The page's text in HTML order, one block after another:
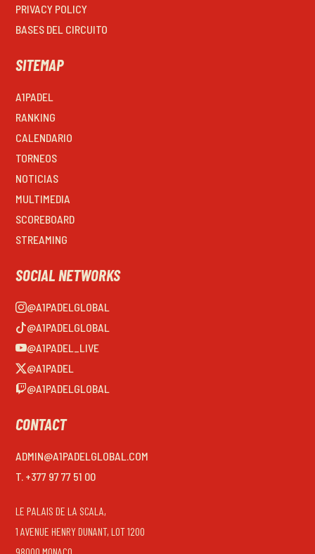
PRIVACY POLICY
BASES DEL CIRCUITO
SITEMAP
A1PADEL
RANKING
CALENDARIO
TORNEOS
NOTICIAS
MULTIMEDIA
SCOREBOARD
STREAMING
SOCIAL NETWORKS
@A1PADELGLOBAL
@A1PADELGLOBAL
@A1PADEL_LIVE
@A1PADEL
@A1PADELGLOBAL
CONTACT
ADMIN@A1PADELGLOBAL.COM
T. +377 97 77 51 00
LE PALAIS DE LA SCALA,
1 AVENUE HENRY DUNANT, LOT 1200